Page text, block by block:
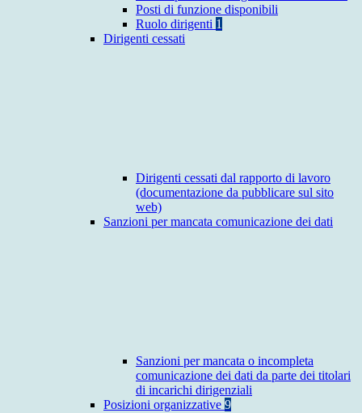
Posti di funzione disponibili
Ruolo dirigenti 1
Dirigenti cessati
Dirigenti cessati dal rapporto di lavoro
(documentazione da pubblicare sul sito
web)
Sanzioni per mancata comunicazione dei dati
Sanzioni per mancata o incompleta
comunicazione dei dati da parte dei titolari
di incarichi dirigenziali
Posizioni organizzative 9